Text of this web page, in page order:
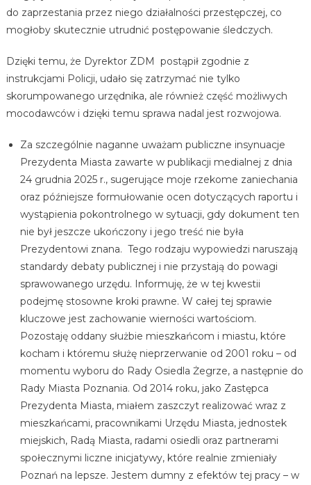
do zaprzestania przez niego działalności przestępczej, co
mogłoby skutecznie utrudnić postępowanie śledczych.
Dzięki temu, że Dyrektor ZDM postąpił zgodnie z
instrukcjami Policji, udało się zatrzymać nie tylko
skorumpowanego urzędnika, ale również część możliwych
mocodawców i dzięki temu sprawa nadal jest rozwojowa.
Za szczególnie naganne uważam publiczne insynuacje
Prezydenta Miasta zawarte w publikacji medialnej z dnia
24 grudnia 2025 r., sugerujące moje rzekome zaniechania
oraz późniejsze formułowanie ocen dotyczących raportu i
wystąpienia pokontrolnego w sytuacji, gdy dokument ten
nie był jeszcze ukończony i jego treść nie była
Prezydentowi znana. Tego rodzaju wypowiedzi naruszają
standardy debaty publicznej i nie przystają do powagi
sprawowanego urzędu. Informuję, że w tej kwestii
podejmę stosowne kroki prawne. W całej tej sprawie
kluczowe jest zachowanie wierności wartościom.
Pozostaję oddany służbie mieszkańcom i miastu, które
kocham i któremu służę nieprzerwanie od 2001 roku – od
momentu wyboru do Rady Osiedla Żegrze, a następnie do
Rady Miasta Poznania. Od 2014 roku, jako Zastępca
Prezydenta Miasta, miałem zaszczyt realizować wraz z
mieszkańcami, pracownikami Urzędu Miasta, jednostek
miejskich, Radą Miasta, radami osiedli oraz partnerami
społecznymi liczne inicjatywy, które realnie zmieniały
Poznań na lepsze. Jestem dumny z efektów tej pracy – w